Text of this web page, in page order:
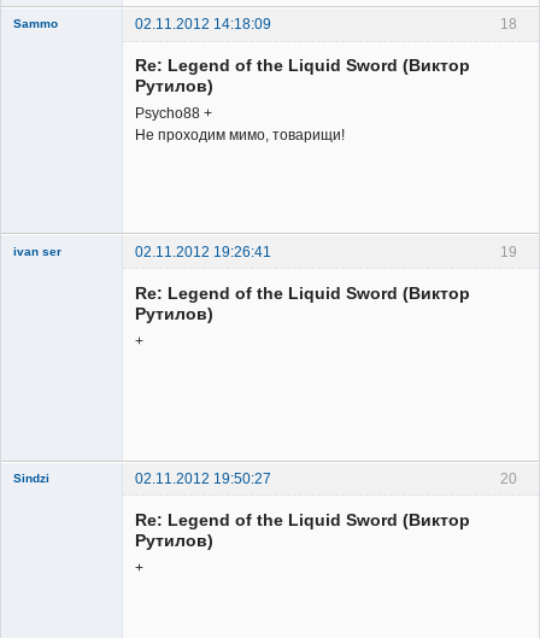
18
Sammo
02.11.2012 14:18:09
Re: Legend of the Liquid Sword (Виктор
Рутилов)
Psycho88 +
Не проходим мимо, товарищи!
19
ivan ser
02.11.2012 19:26:41
Re: Legend of the Liquid Sword (Виктор
Рутилов)
+
20
Sindzi 02.11.2012 19:50:27
Re: Legend of the Liquid Sword (Виктор
Рутилов)
+